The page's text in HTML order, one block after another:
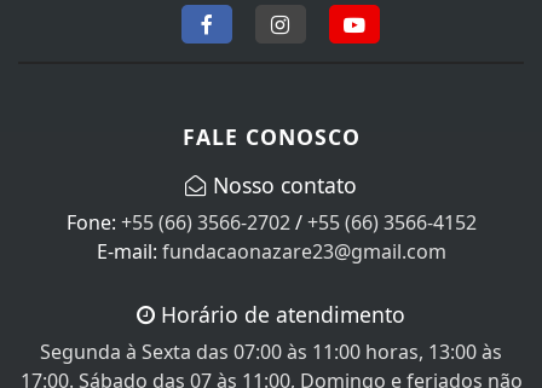
+55 (66) 3566-2702
E-mail:fundacaonazare23@gmail.com
Segunda à Sexta das 07:00 às 11:00 horas, 13:00 às
17:00. Sábado das 07 às 11:00, Domingo e feriados não